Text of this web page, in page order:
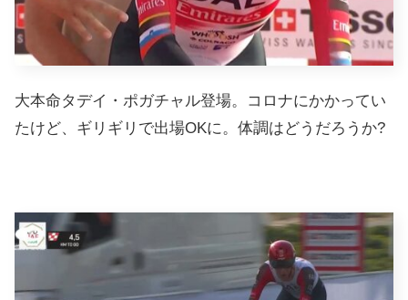
大本命タデイ・ポガチャル登場。コロナにかかってい
たけど、ギリギリで出場OKに。体調はどうだろうか?